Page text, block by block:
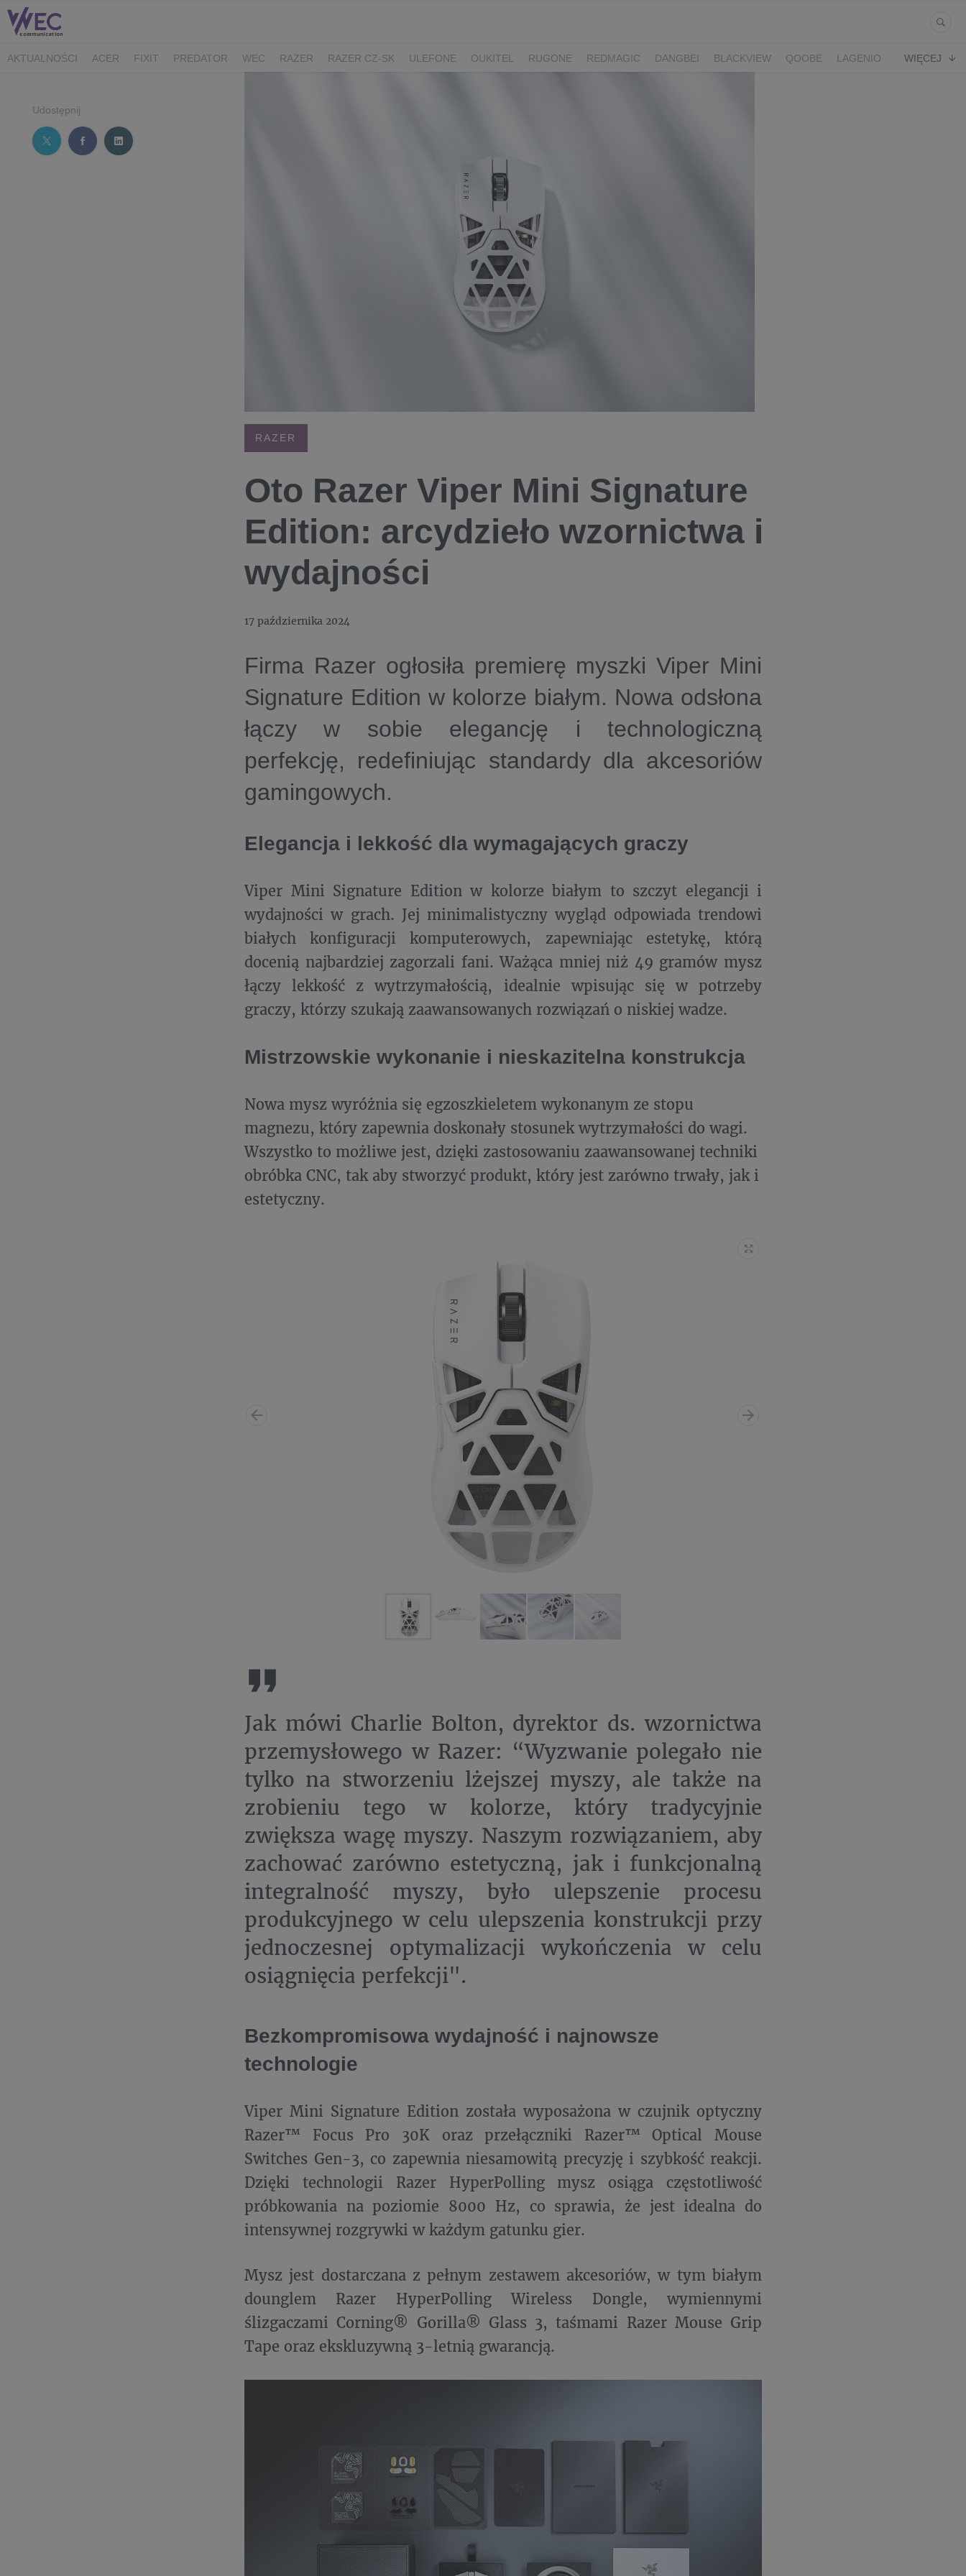
AKTUALNOŚCI ACER FIXIT PREDATOR WEC RAZER RAZER CZ-SK ULEFONE OUKITEL RUGONE REDMAGIC DANGBEI BLACKVIEW QOOBE
LAGENIO
WIĘCEJ
Udostępnij
RAZER
Oto Razer Viper Mini Signature
Edition: arcydzieło wzornictwa i
wydajności
17 października 2024
Firma Razer ogłosiła premierę myszki Viper Mini
Signature Edition w kolorze białym. Nowa odsłona
łączy w sobie elegancję i technologiczną
perfekcję, redefiniując standardy dla akcesoriów
gamingowych.
Elegancja i lekkość dla wymagających graczy
Viper Mini Signature Edition w kolorze białym to szczyt elegancji i
wydajności w grach. Jej minimalistyczny wygląd odpowiada trendowi
białych konfiguracji komputerowych, zapewniając estetykę, którą
docenią najbardziej zagorzali fani. Ważąca mniej niż 49 gramów mysz
łączy lekkość z wytrzymałością, idealnie wpisując się w potrzeby
graczy, którzy szukają zaawansowanych rozwiązań o niskiej wadze.
Mistrzowskie wykonanie i nieskazitelna konstrukcja
Nowa mysz wyróżnia się egzoszkieletem wykonanym ze stopu
magnezu, który zapewnia doskonały stosunek wytrzymałości do wagi.
Wszystko to możliwe jest, dzięki zastosowaniu zaawansowanej techniki
obróbka CNC, tak aby stworzyć produkt, który jest zarówno trwały, jak i
estetyczny.
Jak mówi Charlie Bolton, dyrektor ds. wzornictwa
przemysłowego w Razer: “Wyzwanie polegało nie
tylko na stworzeniu lżejszej myszy, ale także na
zrobieniu tego w kolorze, który tradycyjnie
zwiększa wagę myszy. Naszym rozwiązaniem, aby
zachować zarówno estetyczną, jak i funkcjonalną
integralność myszy, było ulepszenie procesu
produkcyjnego w celu ulepszenia konstrukcji przy
jednoczesnej optymalizacji wykończenia w celu
osiągnięcia perfekcji".
Bezkompromisowa wydajność i najnowsze
technologie
Viper Mini Signature Edition została wyposażona w czujnik optyczny
Razer™ Focus Pro 30K oraz przełączniki Razer™ Optical Mouse
Switches Gen-3, co zapewnia niesamowitą precyzję i szybkość reakcji.
Dzięki technologii Razer HyperPolling mysz osiąga częstotliwość
próbkowania na poziomie 8000 Hz, co sprawia, że jest idealna do
intensywnej rozgrywki w każdym gatunku gier.
Mysz jest dostarczana z pełnym zestawem akcesoriów, w tym białym
dounglem Razer HyperPolling Wireless Dongle, wymiennymi
ślizgaczami Corning® Gorilla® Glass 3, taśmami Razer Mouse Grip
Tape oraz ekskluzywną 3-letnią gwarancją.